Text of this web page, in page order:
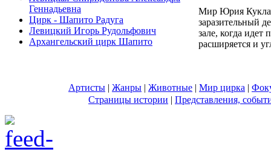
Геннадьевна
Цирк - Шапито Радуга
Левицкий Игорь Рудольфович
Архангельский цирк Шапито
Мир Юрия
заразительный
зале, когда идет
расширяется и
Артисты | Жанры | Животные | Мир цирка |
Страницы истории | Представления,